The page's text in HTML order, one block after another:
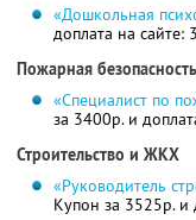
«Дошкольная
доплата на сайте:
Пожарная безопасность
«Специалист по
за 3400р. и
Строительство и ЖКХ
«Руководитель
Купон за 3525р. и